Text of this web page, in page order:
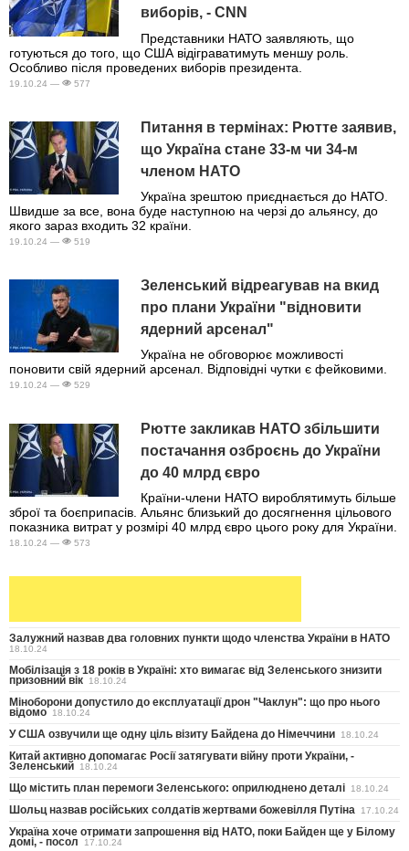
виборів, - CNN
Представники НАТО заявляють, що
готуються до того, що США відіграватимуть меншу роль.
Особливо після проведених виборів президента.
19.10.24 — 577
Питання в термінах: Рютте заявив,
що Україна стане 33-м чи 34-м
членом НАТО
Україна зрештою приєднається до НАТО.
Швидше за все, вона буде наступною на черзі до альянсу, до
якого зараз входить 32 країни.
19.10.24 — 519
Зеленський відреагував на вкид
про плани України "відновити
ядерний арсенал"
Україна не обговорює можливості
поновити свій ядерний арсенал. Відповідні чутки є фейковими.
19.10.24 — 529
Рютте закликав НАТО збільшити
постачання озброєнь до України
до 40 млрд євро
Країни-члени НАТО вироблятимуть більше
зброї та боєприпасів. Альянс близький до досягнення цільового
показника витрат у розмірі 40 млрд євро цього року для України.
18.10.24 — 573
Залужний назвав два головних пункти щодо членства України в НАТО
18.10.24
Мобілізація з 18 років в Україні: хто вимагає від Зеленського знизити
призовний вік 18.10.24
Міноборони допустило до експлуатації дрон "Чаклун": що про нього
відомо 18.10.24
У США озвучили ще одну ціль візиту Байдена до Німеччини 18.10.24
Китай активно допомагає Росії затягувати війну проти України, -
Зеленський 18.10.24
Що містить план перемоги Зеленського: оприлюднено деталі 18.10.24
Шольц назвав російських солдатів жертвами божевілля Путіна 17.10.24
Україна хоче отримати запрошення від НАТО, поки Байден ще у Білому
домі, - посол 17.10.24